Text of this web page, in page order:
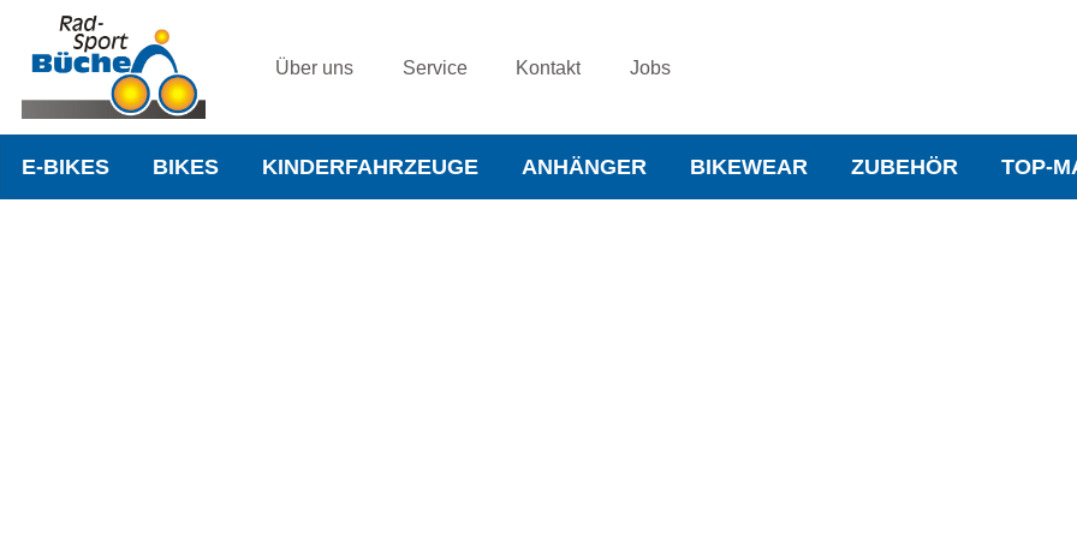
Über uns Service Kontakt Jobs
E-BIKES BIKES KINDERFAHRZEUGE ANHÄNGER BIKEWEAR ZUBEHÖR TOP-